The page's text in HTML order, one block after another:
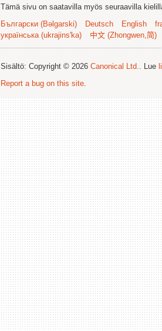
Tämä sivu on saatavilla myös seuraavilla
Български (Bəlgarski)
Deutsch English
українська (ukrajins'ka)
中文 (Zhongwen,简)
Sisältö: Copyright © 2026 Canonical Ltd.. Lue
Report a bug on this site.